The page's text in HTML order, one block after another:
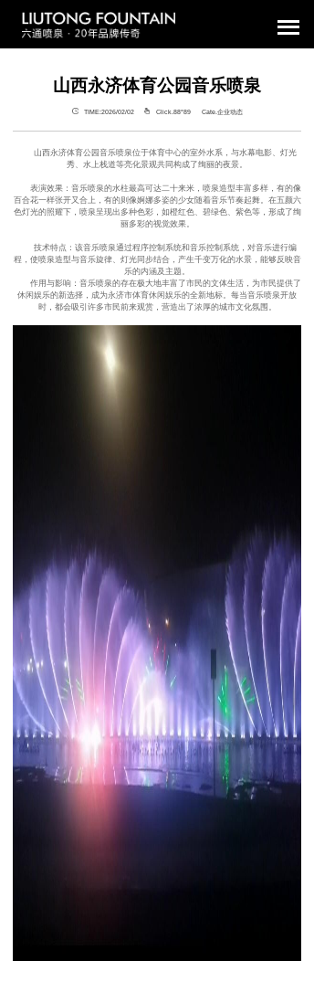
山西永济体育公园音乐喷泉
TIME:2026/02/02 Click.88°89 Cate.企业动态
山西永济体育公园音乐喷泉位于体育中心的室外水系，与水幕电影、灯光
秀、水上栈道等亮化景观共同构成了绚丽的夜景。
表演效果：音乐喷泉的水柱最高可达二十来米，喷泉造型丰富多样，有的像
百合花一样张开又合上，有的则像婀娜多姿的少女随着音乐节奏起舞。在五颜六
色灯光的照耀下，喷泉呈现出多种色彩，如橙红色、碧绿色、紫色等，形成了绚
丽多彩的视觉效果。
技术特点：该音乐喷泉通过程序控制系统和音乐控制系统，对音乐进行编
程，使喷泉造型与音乐旋律、灯光同步结合，产生千变万化的水景，能够反映音
乐的内涵及主题。
作用与影响：音乐喷泉的存在极大地丰富了市民的文体生活，为市民提供了
休闲娱乐的新选择，成为永济市体育休闲娱乐的全新地标。每当音乐喷泉开放
时，都会吸引许多市民前来观赏，营造出了浓厚的城市文化氛围。